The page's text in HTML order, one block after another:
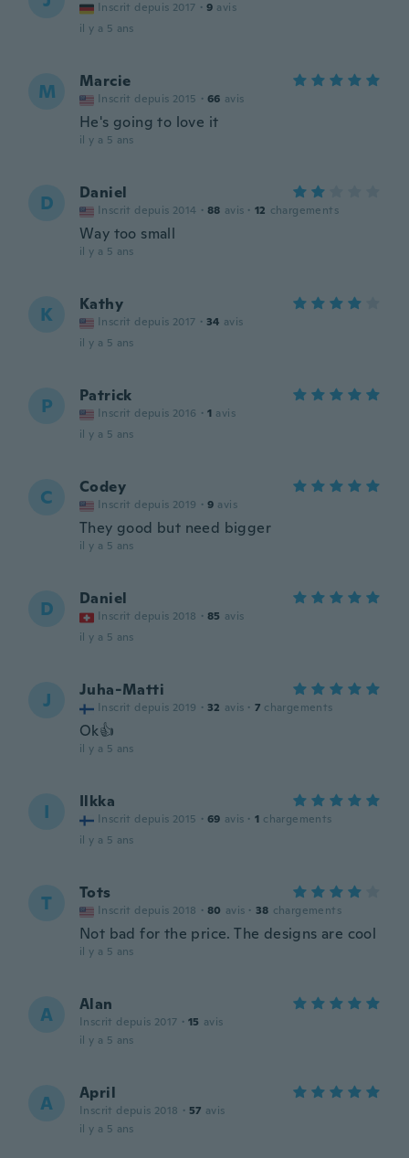
Inscrit depuis 2017 · 9 avis
il y a 5 ans
M Marcie
Inscrit depuis 2015 · 66 avis
He's going to love it
il y a 5 ans
D Daniel
Inscrit depuis 2014 · 88 avis · 12 chargements
Way too small
il y a 5 ans
K Kathy
Inscrit depuis 2017 · 34 avis
il y a 5 ans
P Patrick
Inscrit depuis 2016 · 1 avis
il y a 5 ans
C Codey
Inscrit depuis 2019 · 9 avis
They good but need bigger
il y a 5 ans
D Daniel
Inscrit depuis 2018 · 85 avis
il y a 5 ans
J Juha-Matti
Inscrit depuis 2019 · 32 avis · 7 chargements
Ok👍
il y a 5 ans
I Ilkka
Inscrit depuis 2015 · 69 avis · 1 chargements
il y a 5 ans
T Tots
Inscrit depuis 2018 · 80 avis · 38 chargements
Not bad for the price. The designs are cool
il y a 5 ans
A Alan
Inscrit depuis 2017 · 15 avis
il y a 5 ans
A April
Inscrit depuis 2018 · 57 avis
il y a 5 ans